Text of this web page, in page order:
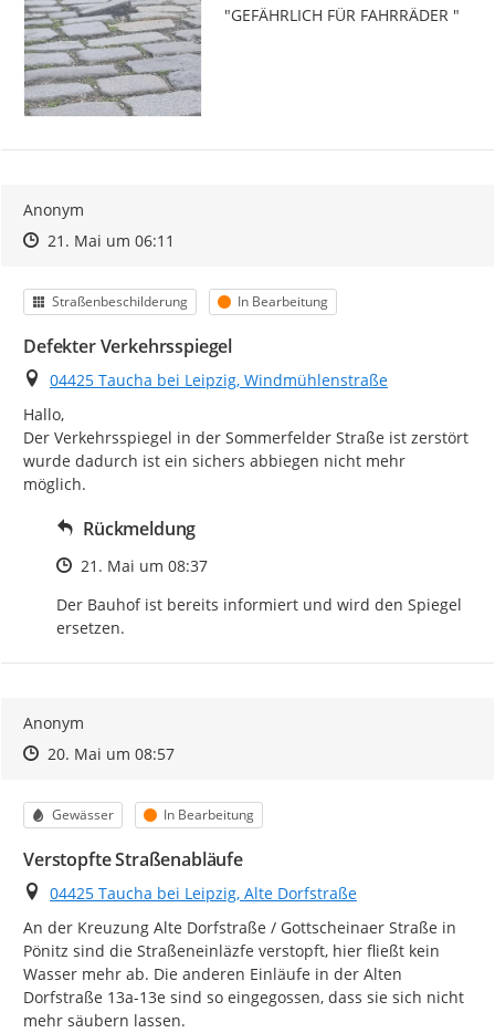
"GEFÄHRLICH FÜR FAHRRÄDER "
Anonym
Zeitpunkt des Erstellens
Zeitpunkt des Erstellens
21. Mai um 06:11
Kategorie
Straßenbeschilderung Status
In Bearbeitung
Defekter Verkehrsspiegel
Ort
04425 Taucha bei Leipzig, Windmühlenstraße
Hallo,
Der Verkehrsspiegel in der Sommerfelder Straße ist zerstört
wurde dadurch ist ein sichers abbiegen nicht mehr
möglich.
Rückmeldung
Zeitpunkt des Erstellens
21. Mai um 08:37
Der Bauhof ist bereits informiert und wird den Spiegel
ersetzen.
Anonym
Zeitpunkt des Erstellens
Zeitpunkt des Erstellens
20. Mai um 08:57Zur Äußerung
Kategorie
Gewässer Status
In Bearbeitung
Verstopfte Straßenabläufe
Ort
04425 Taucha bei Leipzig, Alte Dorfstraße
An der Kreuzung Alte Dorfstraße / Gottscheinaer Straße in
Pönitz sind die Straßeneinläzfe verstopft, hier fließt kein
Wasser mehr ab. Die anderen Einläufe in der Alten
Dorfstraße 13a-13e sind so eingegossen, dass sie sich nicht
mehr säubern lassen.